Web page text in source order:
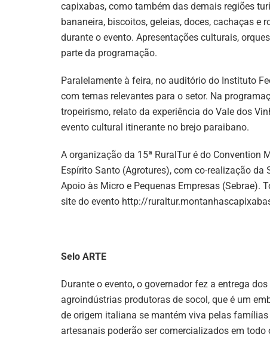
capixabas, como também das demais regiões
bananeira, biscoitos, geleias, doces, cachaças
durante o evento. Apresentações culturais,
parte da programação.
Paralelamente à feira, no auditório do Instituto
com temas relevantes para o setor. Na
tropeirismo, relato da experiência do Vale dos
evento cultural itinerante no brejo paraibano.
A organização da 15ª RuralTur é do Convention
Espírito Santo (Agrotures), com co-realização da
Apoio às Micro e Pequenas Empresas
site do evento http://
Selo ARTE
Durante o evento, o governador fez a entrega
agroindústrias produtoras de socol, que é um
de origem italiana se mantém viva pelas
artesanais poderão ser comercializados em